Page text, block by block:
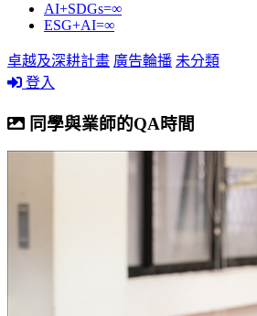
AI+SDGs=∞
ESG+AI=∞
卓越及深耕計畫 廣告輪播 未分類
登入
同學與業師的QA時間